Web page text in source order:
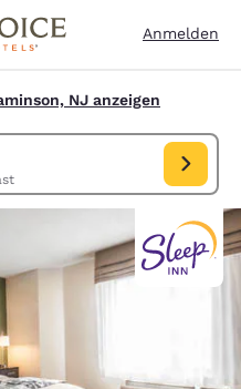
Anmelden
NJ anzeigen
gast
Check-in-Datum Aug 10,